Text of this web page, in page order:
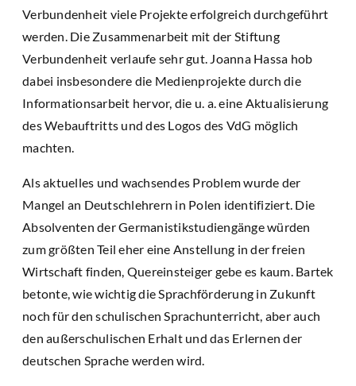
Verbundenheit viele Projekte erfolgreich durchgeführt
werden. Die Zusammenarbeit mit der Stiftung
Verbundenheit verlaufe sehr gut. Joanna Hassa hob
dabei insbesondere die Medienprojekte durch die
Informationsarbeit hervor, die u. a. eine Aktualisierung
des Webauftritts und des Logos des VdG möglich
machten.
Als aktuelles und wachsendes Problem wurde der
Mangel an Deutschlehrern in Polen identifiziert. Die
Absolventen der Germanistikstudiengänge würden
zum größten Teil eher eine Anstellung in der freien
Wirtschaft finden, Quereinsteiger gebe es kaum. Bartek
betonte, wie wichtig die Sprachförderung in Zukunft
noch für den schulischen Sprachunterricht, aber auch
den außerschulischen Erhalt und das Erlernen der
deutschen Sprache werden wird.